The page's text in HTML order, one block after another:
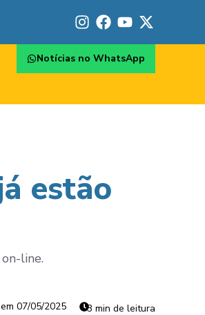
Notícias no WhatsApp
estão
line.
07/05/2025 3 min de leitura